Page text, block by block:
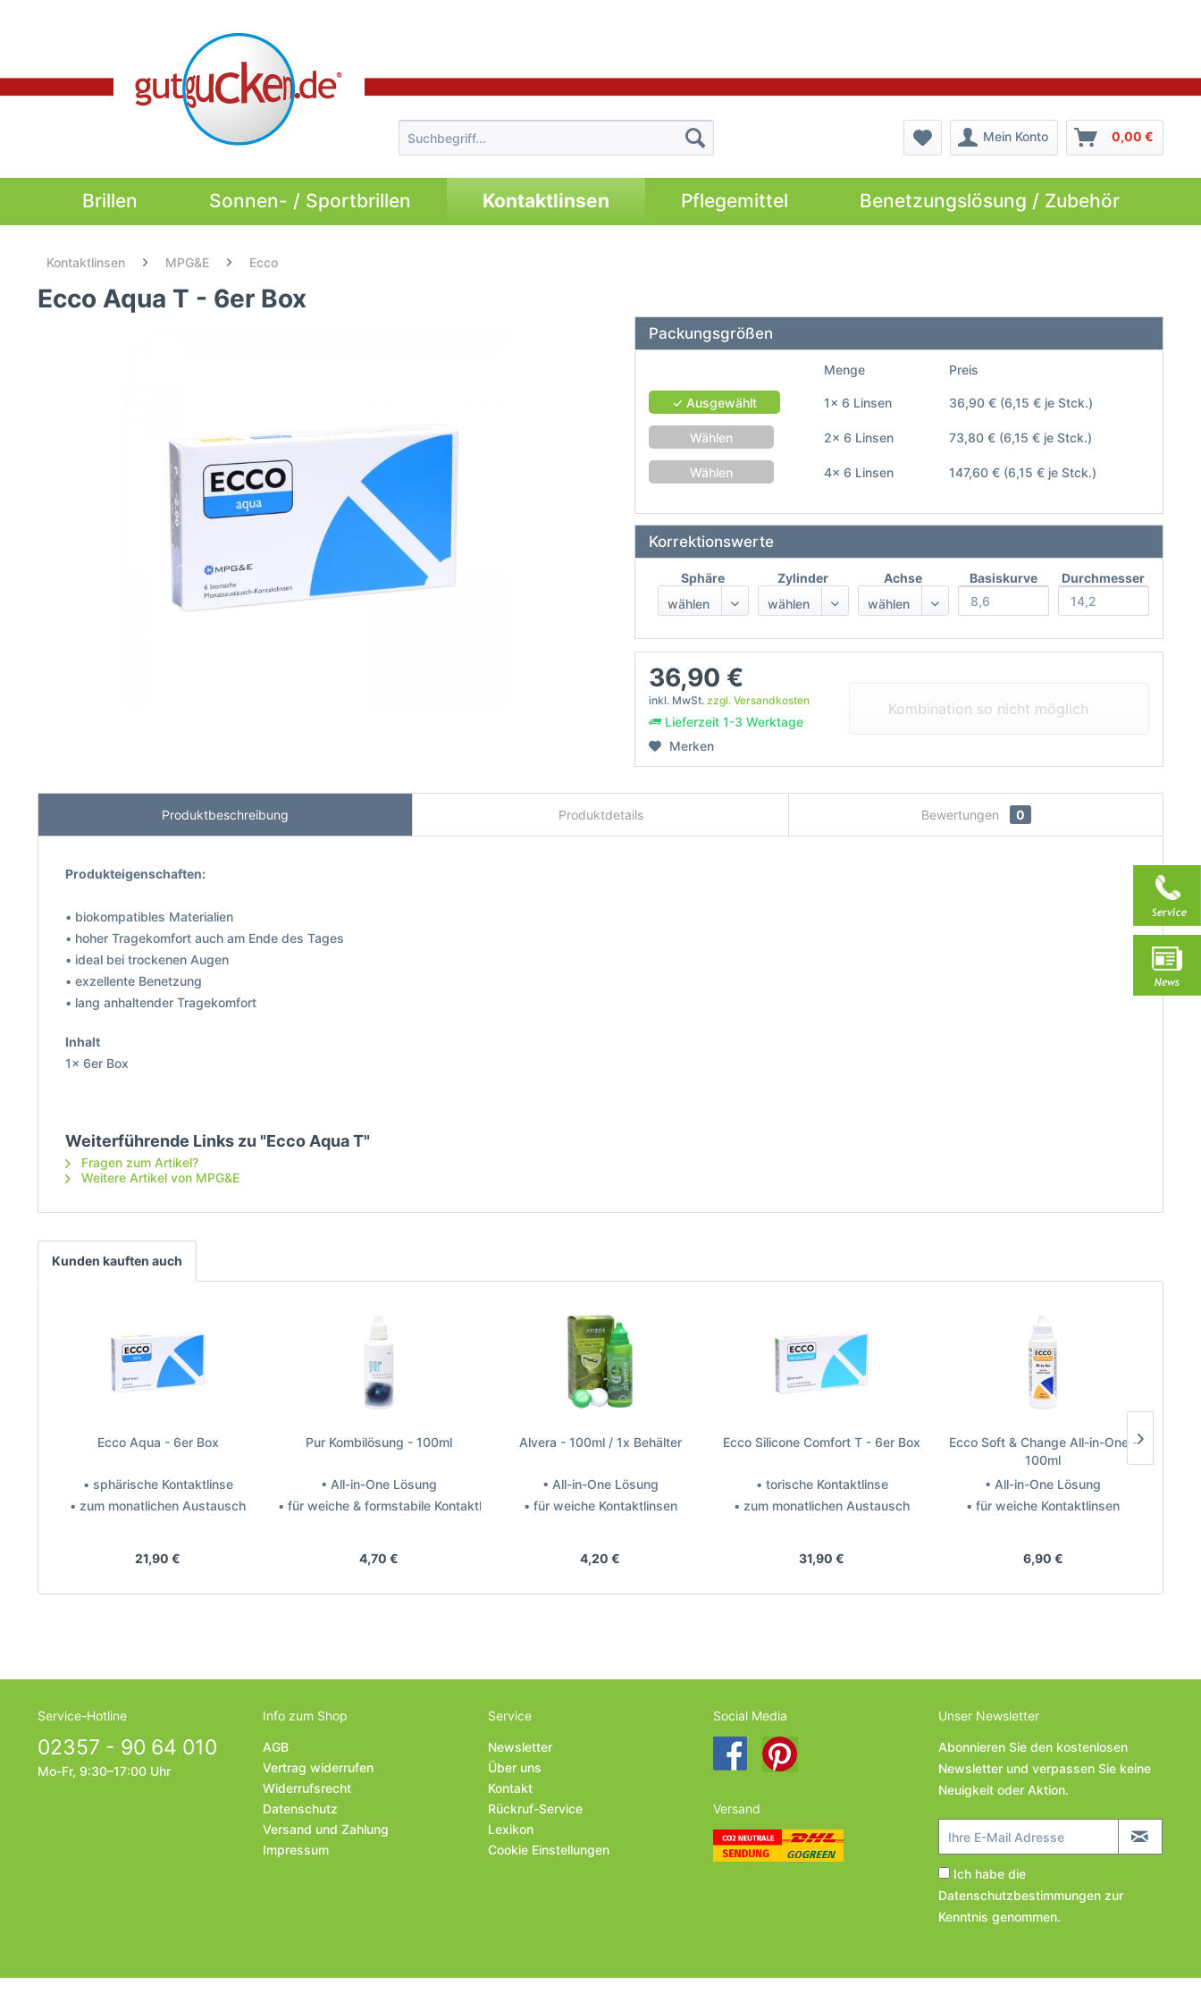
Mein Konto 0,00 €
Brillen Sonnen- / Sportbrillen Kontaktlinsen Pflegemittel Benetzungslösung / Zubehör
Kontaktlinsen MPG&E Ecco
Ecco Aqua T - 6er Box
Packungsgrößen
Menge Preis
✓ Ausgewählt 1x 6 Linsen 36,90 € (6,15 € je Stck.)
Wählen 2x 6 Linsen 73,80 € (6,15 € je Stck.)
Wählen 4x 6 Linsen 147,60 € (6,15 € je Stck.)
Korrektionswerte
Sphäre Zylinder Achse Basiskurve Durchmesser
36,90 €
inkl. MwSt. zzgl. Versandkosten
Lieferzeit 1-3 Werktage
Kombination so nicht möglich
Merken
Produktbeschreibung Produktdetails Bewertungen 0
Produkteigenschaften:
• biokompatibles Materialien
• hoher Tragekomfort auch am Ende des Tages
• ideal bei trockenen Augen
• exzellente Benetzung
• lang anhaltender Tragekomfort
Inhalt
1x 6er Box
Weiterführende Links zu "Ecco Aqua T"
Fragen zum Artikel?
Weitere Artikel von MPG&E
Kunden kauften auch
Ecco Aqua - 6er Box
• sphärische Kontaktlinse
• zum monatlichen Austausch
21,90 €
Pur Kombilösung - 100ml
• All-in-One Lösung
• für weiche & formstabile Kontaktlinsen
4,70 €
Alvera - 100ml / 1x Behälter
• All-in-One Lösung
• für weiche Kontaktlinsen
4,20 €
Ecco Silicone Comfort T - 6er Box
• torische Kontaktlinse
• zum monatlichen Austausch
31,90 €
Ecco Soft & Change All-in-One -
100ml
• All-in-One Lösung
• für weiche Kontaktlinsen
6,90 €
Service-Hotline
02357 - 90 64 010
Mo-Fr, 9:30–17:00 Uhr
Info zum Shop
AGB
Vertrag widerrufen
Widerrufsrecht
Datenschutz
Versand und Zahlung
Impressum
Service
Newsletter
Über uns
Kontakt
Rückruf-Service
Lexikon
Cookie Einstellungen
Social Media
Versand
Unser Newsletter
Abonnieren Sie den kostenlosen
Newsletter und verpassen Sie keine
Neuigkeit oder Aktion.
Ich habe die
Datenschutzbestimmungen zur
Kenntnis genommen.